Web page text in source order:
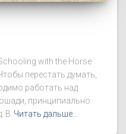
with the Horse
перестать думать,
работать над
принципиально
В Читать дальше…